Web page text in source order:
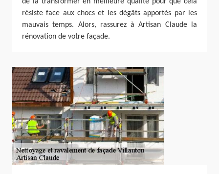
résiste face aux chocs et les dégâts apportés par les
mauvais temps. Alors, rassurez à Artisan Claude la
rénovation de votre façade.